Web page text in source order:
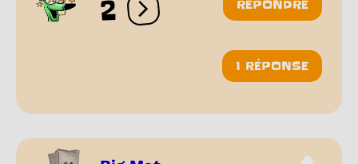
2 Ouvrir les réactions
RÉPONDRE
1 RÉPONSE